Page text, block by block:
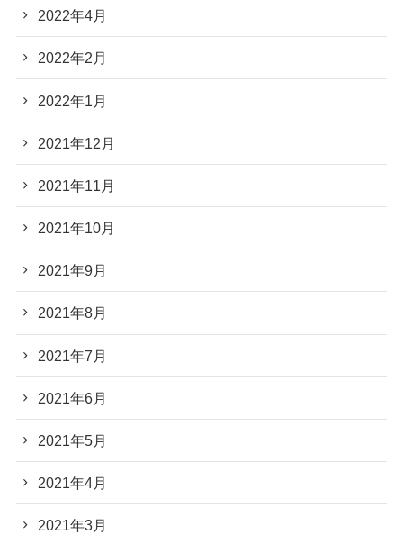
2022年4月
2022年2月
2022年1月
2021年12月
2021年11月
2021年10月
2021年9月
2021年8月
2021年7月
2021年6月
2021年5月
2021年4月
2021年3月